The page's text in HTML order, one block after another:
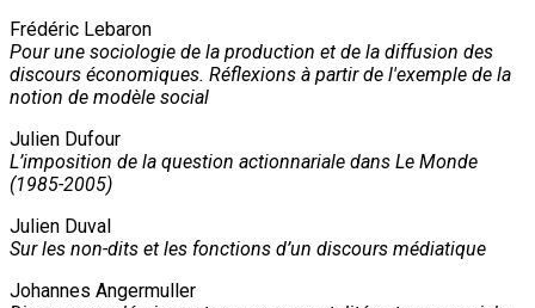
Frédéric Lebaron
Pour une sociologie de la production et de la diffusion des
discours économiques. Réflexions à partir de l'exemple de la
notion de modèle social
Julien Dufour
L’imposition de la question actionnariale dans Le Monde
(1985-2005)
Julien Duval
Sur les non-dits et les fonctions d’un discours médiatique
Johannes Angermuller